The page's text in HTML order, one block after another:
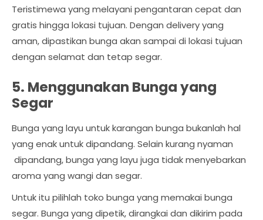
Teristimewa yang melayani pengantaran cepat dan
gratis hingga lokasi tujuan. Dengan delivery yang
aman, dipastikan bunga akan sampai di lokasi tujuan
dengan selamat dan tetap segar.
5. Menggunakan Bunga yang
Segar
Bunga yang layu untuk karangan bunga bukanlah hal
yang enak untuk dipandang. Selain kurang nyaman
dipandang, bunga yang layu juga tidak menyebarkan
aroma yang wangi dan segar.
Untuk itu pilihlah toko bunga yang memakai bunga
segar. Bunga yang dipetik, dirangkai dan dikirim pada